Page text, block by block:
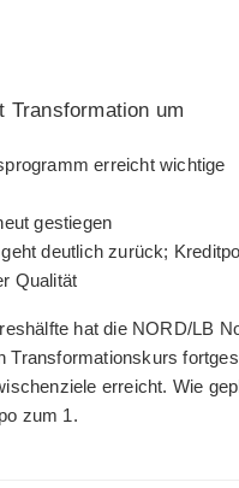
Transformation um
erreicht wichtige
gestiegen
deutlich zurück;
Qualität
hat die NORD/LB
Transformationskurs
erreicht. Wie
zum 1.